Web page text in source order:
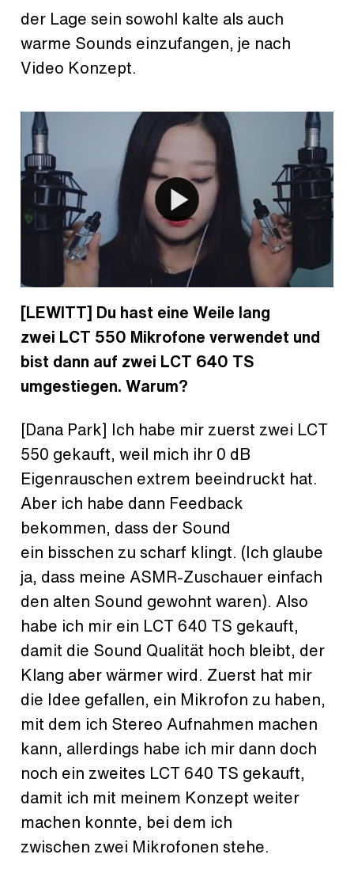
der Lage sein sowohl kalte als auch
warme Sounds einzufangen, je nach
Video Konzept.
[LEWITT] Du hast eine Weile lang
zwei LCT 550 Mikrofone verwendet und
bist dann auf zwei LCT 640 TS
umgestiegen. Warum?
[Dana Park] Ich habe mir zuerst zwei LCT
550 gekauft, weil mich ihr 0 dB
Eigenrauschen extrem beeindruckt hat.
Aber ich habe dann Feedback
bekommen, dass der Sound
ein bisschen zu scharf klingt. (Ich glaube
ja, dass meine ASMR-Zuschauer einfach
den alten Sound gewohnt waren). Also
habe ich mir ein LCT 640 TS gekauft,
damit die Sound Qualität hoch bleibt, der
Klang aber wärmer wird. Zuerst hat mir
die Idee gefallen, ein Mikrofon zu haben,
mit dem ich Stereo Aufnahmen machen
kann, allerdings habe ich mir dann doch
noch ein zweites LCT 640 TS gekauft,
damit ich mit meinem Konzept weiter
machen konnte, bei dem ich
zwischen zwei Mikrofonen stehe.